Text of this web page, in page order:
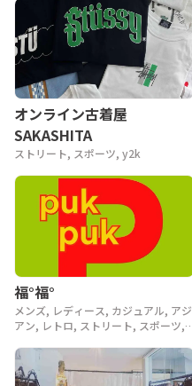
80年代, 70年代, 60年代, 50年代, 40
オンライン古着屋
SAKASHITA
ストリート, スポーツ, y2k
福°福°
メンズ, レディース, カジュアル, アジ
アン, レトロ, ストリート, スポーツ,